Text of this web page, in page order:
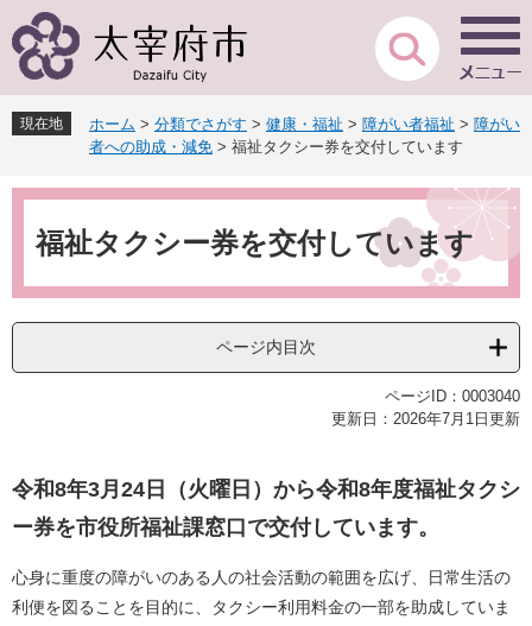
ー
先
頭
す
ニ
を
飛
し
現在地 ホーム > 分類でさがす > 健康・福祉 > 障がい者福祉 > 障がい
者への助成・減免 > 福祉タクシー券を交付しています
本
福祉タクシー券を交付しています
ページ内目次
ページID：0003040
更新日：2026年7月1日更新
令和8年3月24 日（火曜日）から令和8年度福祉タクシ
ー券を市役所福祉課窓口で交付しています。
心身に重度の障がいのある人の社会活動の範囲を広げ、日常生活の
利便を図ることを目的に、タクシー利用料金の一部を助成していま